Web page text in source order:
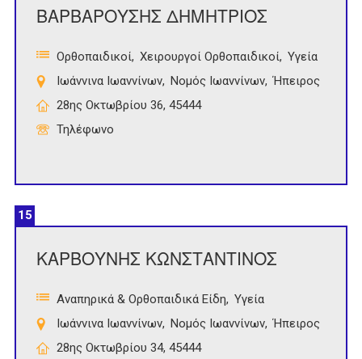
ΒΑΡΒΑΡΟΥΣΗΣ ΔΗΜΗΤΡΙΟΣ
Ορθοπαιδικοί Χειρουργοί Ορθοπαιδικοί Υγεία
Ιωάννινα Ιωαννίνων
Νομός Ιωαννίνων Ήπειρος
28ης Οκτωβρίου 36, 45444
Τηλέφωνο
15
ΚΑΡΒΟΥΝΗΣ ΚΩΝΣΤΑΝΤΙΝΟΣ
Αναπηρικά & Ορθοπαιδικά Είδη
Υγεία
Ιωάννινα Ιωαννίνων
Νομός Ιωαννίνων Ήπειρος
28ης Οκτωβρίου 34, 45444